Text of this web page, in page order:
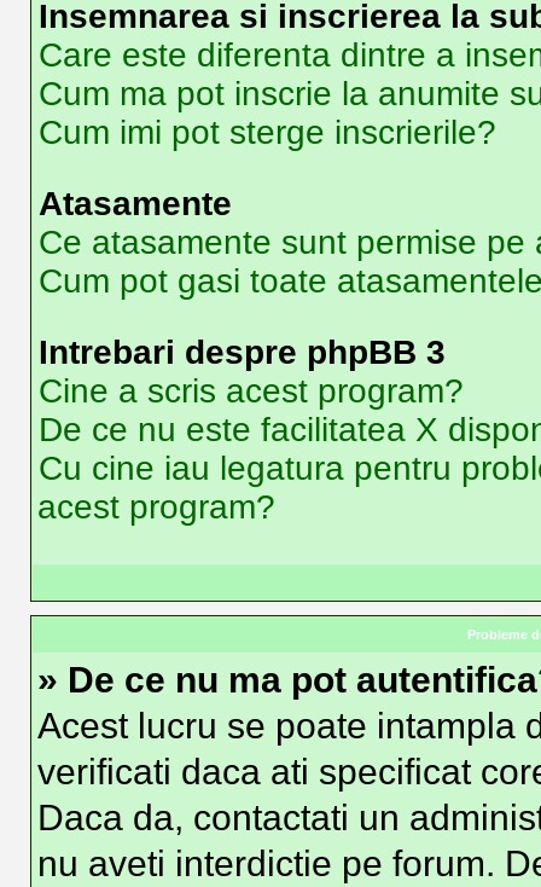
Insemnarea si inscrierea la
Care este diferenta dintre a
Cum ma pot inscrie la anumite
Cum imi pot sterge inscrierile?
Atasamente
Ce atasamente sunt permise pe
Cum pot gasi toate
Intrebari despre phpBB 3
Cine a scris acest program?
De ce nu este facilitatea X
Cu cine iau legatura pentru
acest program?
Probleme
» De ce nu ma pot
Acest lucru se poate intampla
verificati daca ati specificat
Daca da, contactati un
nu aveti interdictie pe forum.